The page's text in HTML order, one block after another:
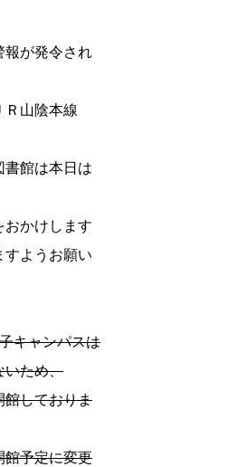
報が発令され
Ｒ山陰本線
書館は本日は
おかけします
すようお願い
キャンパスは
いため、
しておりま
予定に変更